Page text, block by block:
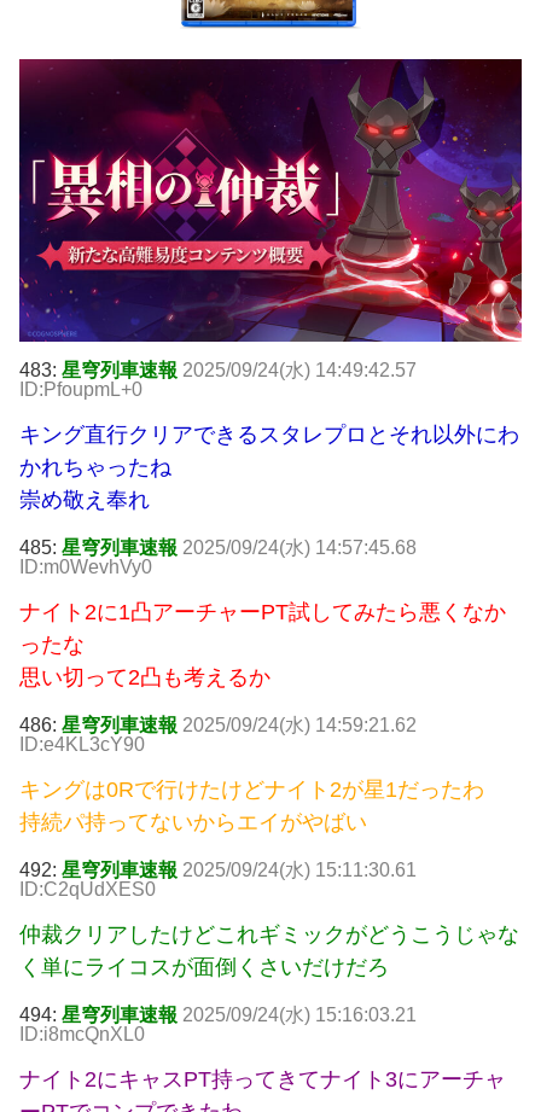
483: 星穹列車速報 2025/09/24(水) 14:49:42.57
ID:PfoupmL+0
キング直行クリアできるスタレプロとそれ以外にわ
かれちゃったね
崇め敬え奉れ
485: 星穹列車速報 2025/09/24(水) 14:57:45.68
ID:m0WevhVy0
ナイト2に1凸アーチャーPT試してみたら悪くなか
ったな
思い切って2凸も考えるか
486: 星穹列車速報 2025/09/24(水) 14:59:21.62
ID:e4KL3cY90
キングは0Rで行けたけどナイト2が星1だったわ
持続パ持ってないからエイがやばい
492: 星穹列車速報 2025/09/24(水) 15:11:30.61
ID:C2qUdXES0
仲裁クリアしたけどこれギミックがどうこうじゃな
く単にライコスが面倒くさいだけだろ
494: 星穹列車速報 2025/09/24(水) 15:16:03.21
ID:i8mcQnXL0
ナイト2にキャスPT持ってきてナイト3にアーチャ